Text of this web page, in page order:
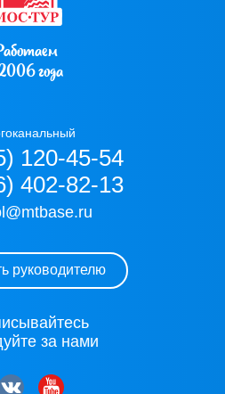
года
120-45-54
402-82-13
руководителю
за нами